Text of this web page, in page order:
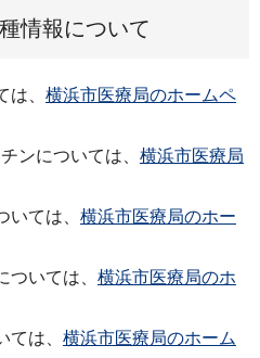
情報について
は、 横浜市医療局のホームペ
ンについては、 横浜市医療局
いては、 横浜市医療局のホー
ついては、 横浜市医療局のホ
ては、 横浜市医療局のホーム